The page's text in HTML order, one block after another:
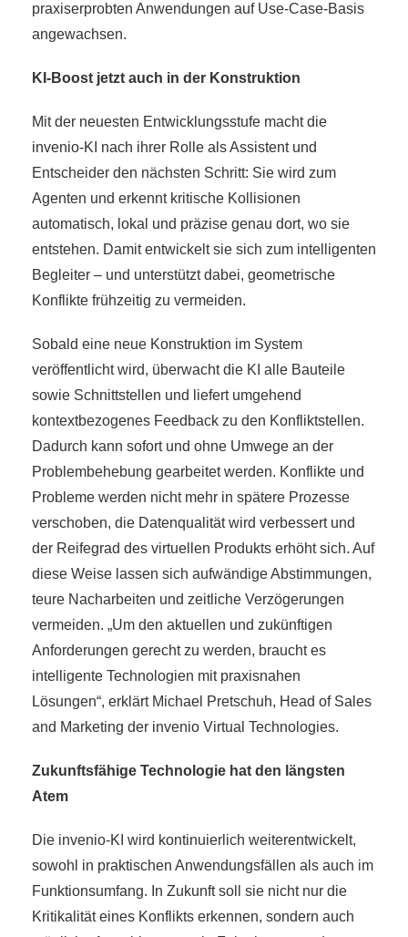
praxiserprobten Anwendungen auf Use-Case-Basis
angewachsen.
KI-Boost jetzt auch in der Konstruktion
Mit der neuesten Entwicklungsstufe macht die
invenio-KI nach ihrer Rolle als Assistent und
Entscheider den nächsten Schritt: Sie wird zum
Agenten und erkennt kritische Kollisionen
automatisch, lokal und präzise genau dort, wo sie
entstehen. Damit entwickelt sie sich zum intelligenten
Begleiter – und unterstützt dabei, geometrische
Konflikte frühzeitig zu vermeiden.
Sobald eine neue Konstruktion im System
veröffentlicht wird, überwacht die KI alle Bauteile
sowie Schnittstellen und liefert umgehend
kontextbezogenes Feedback zu den Konfliktstellen.
Dadurch kann sofort und ohne Umwege an der
Problembehebung gearbeitet werden. Konflikte und
Probleme werden nicht mehr in spätere Prozesse
verschoben, die Datenqualität wird verbessert und
der Reifegrad des virtuellen Produkts erhöht sich. Auf
diese Weise lassen sich aufwändige Abstimmungen,
teure Nacharbeiten und zeitliche Verzögerungen
vermeiden. „Um den aktuellen und zukünftigen
Anforderungen gerecht zu werden, braucht es
intelligente Technologien mit praxisnahen
Lösungen“, erklärt Michael Pretschuh, Head of Sales
and Marketing der invenio Virtual Technologies.
Zukunftsfähige Technologie hat den längsten
Atem
Die invenio-KI wird kontinuierlich weiterentwickelt,
sowohl in praktischen Anwendungsfällen als auch im
Funktionsumfang. In Zukunft soll sie nicht nur die
Kritikalität eines Konflikts erkennen, sondern auch